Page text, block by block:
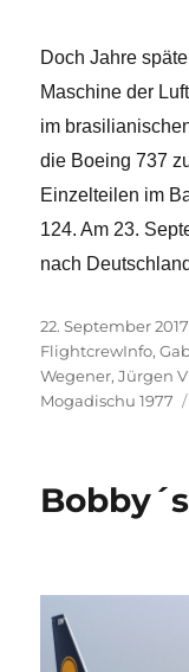
Doch Jahre
Maschine der
im
die Boeing 737
Einzelteilen im
124.Am 23.
nach
Veröffentlicht
am
22. September 2017
FlightcrewInfo,
Wegener,Jürgen
Mogadischu 1977